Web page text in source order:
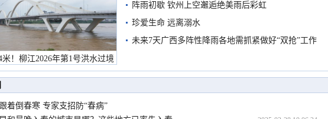
米！柳江2026年第1号洪水过境
市民在堤岸见证汛况
阵雨初歇 钦州上空邂逅绝美雨后彩虹
珍爱生命 远离溺水
未来7天广西多阵性降雨各地需抓紧做好“双抢”工作
着倒春寒 专家支招防“春病”